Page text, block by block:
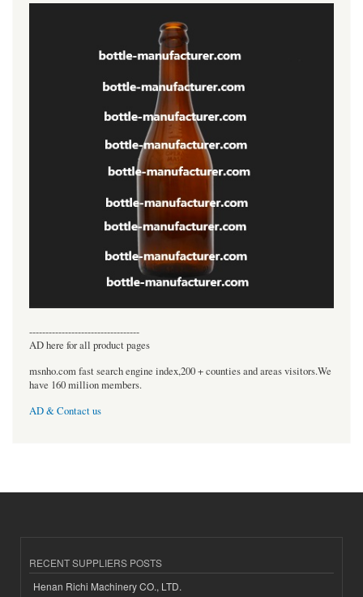
----------------------------------
AD here for all product pages
msnho.com fast search engine index,200 + counties and areas visitors.We
have 160 million members.
AD & Contact us
RECENT SUPPLIERS POSTS
Henan Richi Machinery CO., LTD.